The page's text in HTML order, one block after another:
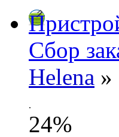
Сбор
Helena »
.
24%